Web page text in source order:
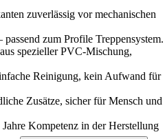
zuverlässig vor mechanischen
zum Profile Treppensystem.
spezieller PVC-Mischung,
Reinigung, kein Aufwand für
Zusätze, sicher für Mensch und
Kompetenz in der Herstellung